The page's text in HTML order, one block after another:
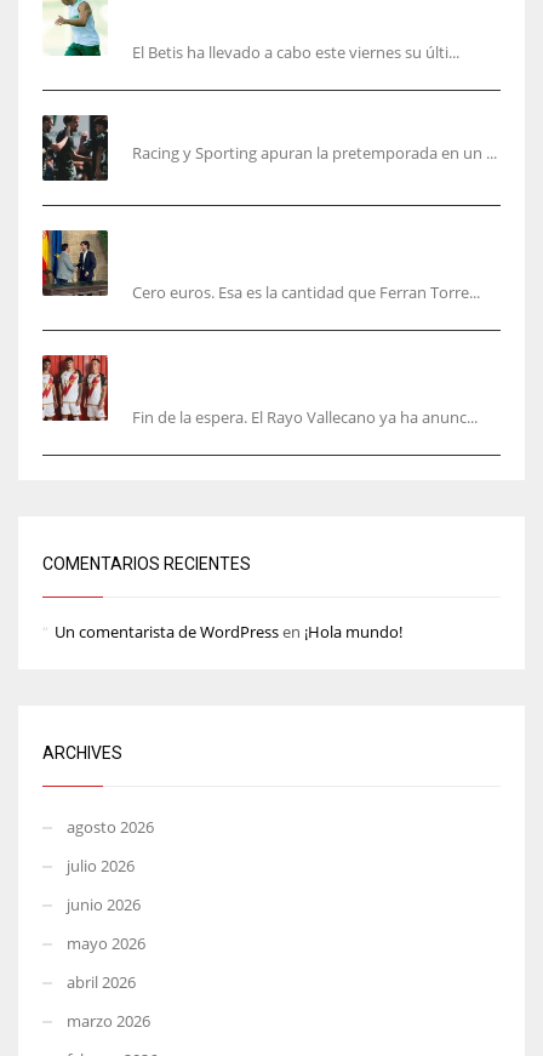
El Betis ha llevado a cabo este viernes su últi...
Racing y Sporting apuran la pretemporada en un ...
Cero euros. Esa es la cantidad que Ferran Torre...
Fin de la espera. El Rayo Vallecano ya ha anunc...
COMENTARIOS RECIENTES
Un comentarista de WordPressen ¡Hola mundo!
ARCHIVES
agosto 2026
julio 2026
junio 2026
mayo 2026
abril 2026
marzo 2026